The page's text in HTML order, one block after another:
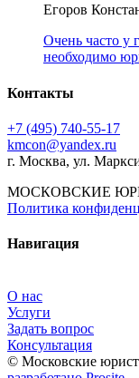
Егоров
Очень часто у
необходимо
Контакты
+7 (495) 740‑55‑17
kmcon@yandex.ru
г. Москва, ул.
МОСКОВСКИЕ
Политика
Навигация
О нас
Услуги
Задать вопрос
Консультация
© Московские